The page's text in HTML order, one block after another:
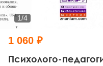
Тревожные
Психодрама
Другие направления
Психология труда и
Социальная психология
Социальная и
Классический и
Психолого-
1/4
1 060 ₽